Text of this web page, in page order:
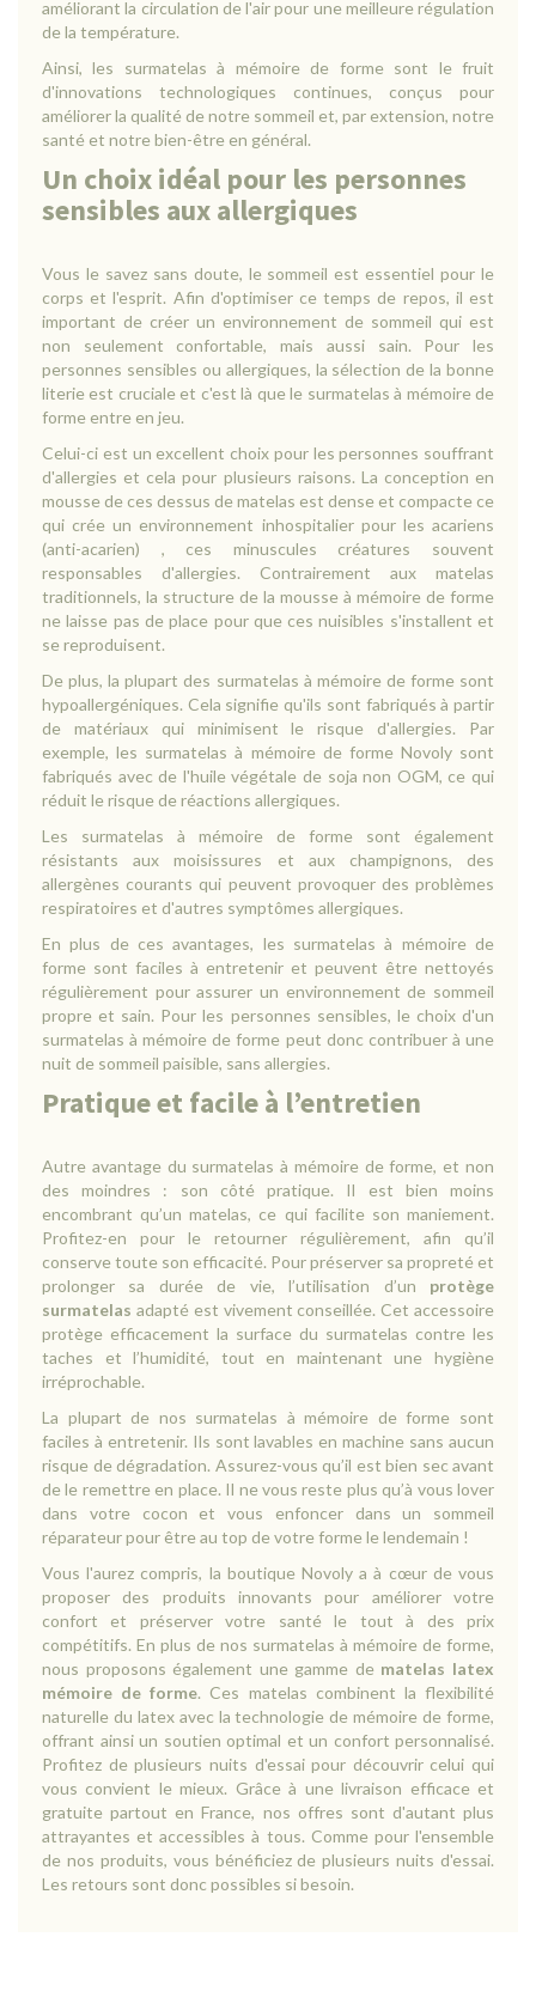
améliorant la circulation de l'air pour une meilleure régulation
de la température.
Ainsi, les surmatelas à mémoire de forme sont le fruit
d'innovations technologiques continues, conçus pour
améliorer la qualité de notre sommeil et, par extension, notre
santé et notre bien-être en général.
Un choix idéal pour les personnes
sensibles aux allergiques
Vous le savez sans doute, le sommeil est essentiel pour le
corps et l'esprit. Afin d'optimiser ce temps de repos, il est
important de créer un environnement de sommeil qui est
non seulement confortable, mais aussi sain. Pour les
personnes sensibles ou allergiques, la sélection de la bonne
literie est cruciale et c'est là que le surmatelas à mémoire de
forme entre en jeu.
Celui-ci est un excellent choix pour les personnes souffrant
d'allergies et cela pour plusieurs raisons. La conception en
mousse de ces dessus de matelas est dense et compacte ce
qui crée un environnement inhospitalier pour les acariens
(anti-acarien) , ces minuscules créatures souvent
responsables d'allergies. Contrairement aux matelas
traditionnels, la structure de la mousse à mémoire de forme
ne laisse pas de place pour que ces nuisibles s'installent et
se reproduisent.
De plus, la plupart des surmatelas à mémoire de forme sont
hypoallergéniques. Cela signifie qu'ils sont fabriqués à partir
de matériaux qui minimisent le risque d'allergies. Par
exemple, les surmatelas à mémoire de forme Novoly sont
fabriqués avec de l'huile végétale de soja non OGM, ce qui
réduit le risque de réactions allergiques.
Les surmatelas à mémoire de forme sont également
résistants aux moisissures et aux champignons, des
allergènes courants qui peuvent provoquer des problèmes
respiratoires et d'autres symptômes allergiques.
En plus de ces avantages, les surmatelas à mémoire de
forme sont faciles à entretenir et peuvent être nettoyés
régulièrement pour assurer un environnement de sommeil
propre et sain. Pour les personnes sensibles, le choix d'un
surmatelas à mémoire de forme peut donc contribuer à une
nuit de sommeil paisible, sans allergies.
Pratique et facile à l’entretien
Autre avantage du surmatelas à mémoire de forme, et non
des moindres : son côté pratique. Il est bien moins
encombrant qu’un matelas, ce qui facilite son maniement.
Profitez-en pour le retourner régulièrement, afin qu’il
conserve toute son efficacité. Pour préserver sa propreté et
prolonger sa durée de vie, l’utilisation d’un protège
surmatelas adapté est vivement conseillée. Cet accessoire
protège efficacement la surface du surmatelas contre les
taches et l’humidité, tout en maintenant une hygiène
irréprochable.
La plupart de nos surmatelas à mémoire de forme sont
faciles à entretenir. Ils sont lavables en machine sans aucun
risque de dégradation. Assurez-vous qu’il est bien sec avant
de le remettre en place. Il ne vous reste plus qu’à vous lover
dans votre cocon et vous enfoncer dans un sommeil
réparateur pour être au top de votre forme le lendemain !
Vous l'aurez compris, la boutique Novoly a à cœur de vous
proposer des produits innovants pour améliorer votre
confort et préserver votre santé le tout à des prix
compétitifs. En plus de nos surmatelas à mémoire de forme,
nous proposons également une gamme de matelas latex
mémoire de forme. Ces matelas combinent la flexibilité
naturelle du latex avec la technologie de mémoire de forme,
offrant ainsi un soutien optimal et un confort personnalisé.
Profitez de plusieurs nuits d'essai pour découvrir celui qui
vous convient le mieux. Grâce à une livraison efficace et
gratuite partout en France, nos offres sont d'autant plus
attrayantes et accessibles à tous. Comme pour l'ensemble
de nos produits, vous bénéficiez de plusieurs nuits d'essai.
Les retours sont donc possibles si besoin.